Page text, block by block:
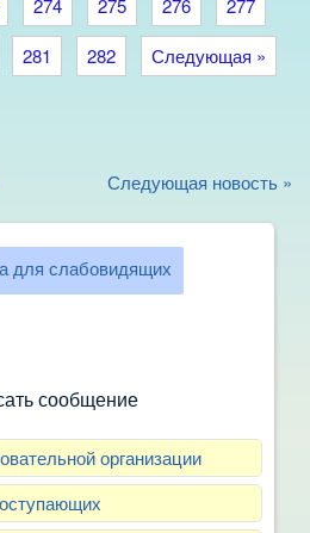
274 275 276
277
281 282 Следующая »
Следующая новость »
для слабовидящих
о воспитателях? Знаете, как
сообщение
организации